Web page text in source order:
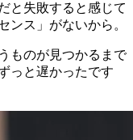
と失敗すると感じて
ンス」がないから。
ものが見つかるまで
っと遅かったです